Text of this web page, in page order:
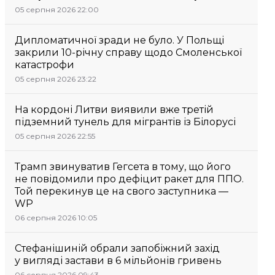
05 серпня 2026 22:00
Дипломатичної зради не було. У Польщі
закрили 10-річну справу щодо Смоленської
катастрофи
05 серпня 2026 23:22
На кордоні Литви виявили вже третій
підземний тунель для мігрантів із Білорусі
05 серпня 2026 22:55
Трамп звинуватив Гегсета в тому, що його
не повідомили про дефіцит ракет для ППО.
Той перекинув це на свого заступника —
WP
06 серпня 2026 10:05
Стефанішиній обрали запобіжний захід
у вигляді застави в 6 мільйонів гривень